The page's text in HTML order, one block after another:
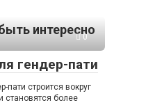
интересно
0
гендер-пати
строится вокруг
более